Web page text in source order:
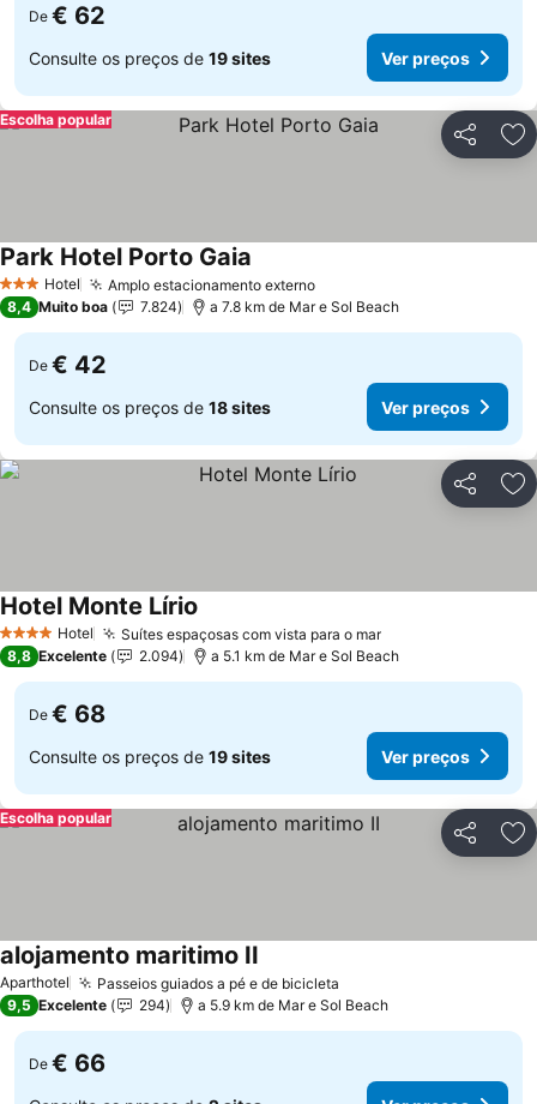
De € 62
Consulte os preços de 19 sites Ver preços
Partilhar
Escolha popular
3 EstrelasHotel Amplo estacionamento externoVer preços
Park Hotel Porto Gaia
8,4 Muito boa 7.824 a 7.8 km de Mar e Sol Beach
De € 42
Consulte os preços de 18 sites Ver preços
Partilhar
4 EstrelasHotel Suítes espaçosas com vista para o marVer preços
Hotel Monte Lírio
8,8 Excelente 2.094 a 5.1 km de Mar e Sol Beach
De € 68
Consulte os preços de 19 sites Ver preços
Partilhar
Escolha popular
Aparthotel Passeios guiados a pé e de bicicleta
alojamento maritimo II
9,5 Excelente 294 a 5.9 km de Mar e Sol Beach
De € 66